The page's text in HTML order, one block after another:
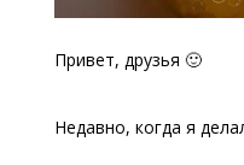
Привет, друзья 🙂
Недавно, когда я